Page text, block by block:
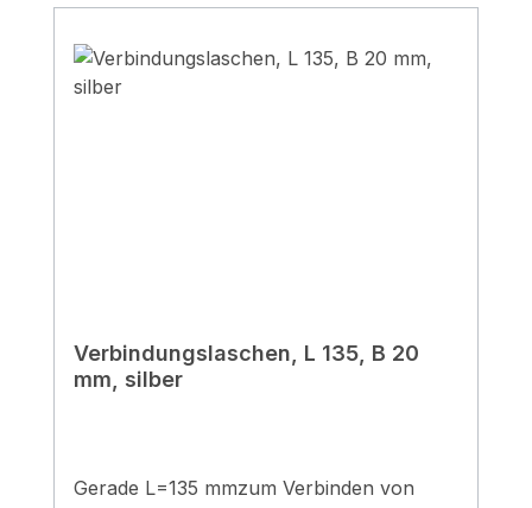
Verbindungslaschen, L 135, B 20
mm, silber
Gerade L=135 mmzum Verbinden von